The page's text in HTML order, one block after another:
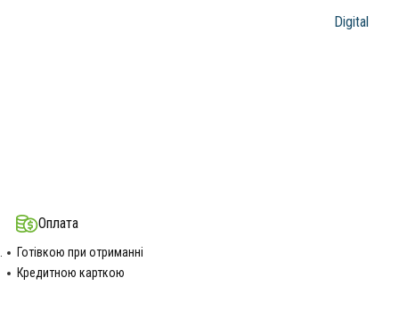
Digital
Оплата
Готівкою при отриманні
Кредитною карткою